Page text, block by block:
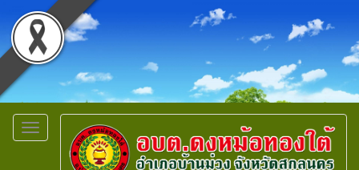
Toggle
navigation